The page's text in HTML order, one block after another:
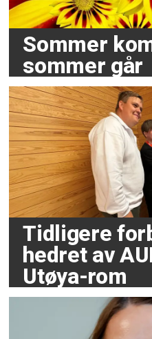
Sommer
sommer går
Tidligere
hedret av
Utøya-rom